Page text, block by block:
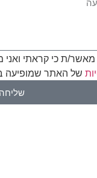
מאשר/ת כי קראתי ואני
של האתר שמופיעה
שליחה